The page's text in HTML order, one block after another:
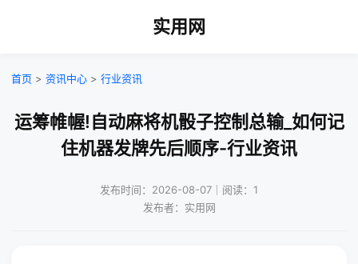
实用网
首页 > 资讯中心 > 行业资讯
运筹帷幄!自动麻将机骰子控制总输_如何记
住机器发牌先后顺序-行业资讯
发布时间：2026-08-07｜阅读：1
发布者：实用网